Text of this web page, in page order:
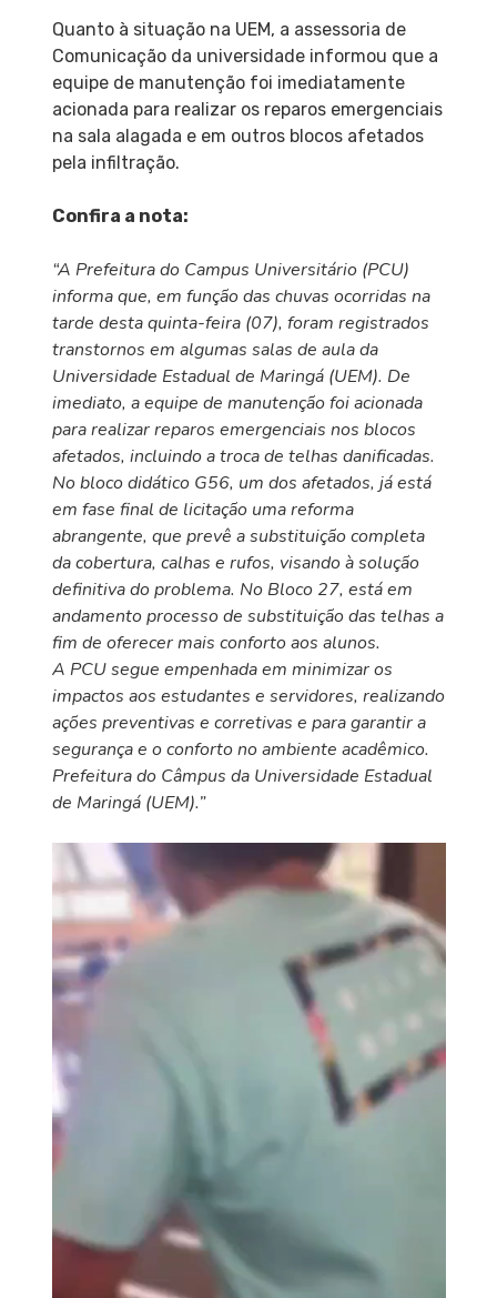
Quanto à situação na UEM, a assessoria de
Comunicação da universidade informou que a
equipe de manutenção foi imediatamente
acionada para realizar os reparos emergenciais
na sala alagada e em outros blocos afetados
pela infiltração.
Confira a nota:
“A Prefeitura do Campus Universitário (PCU)
informa que, em função das chuvas ocorridas na
tarde desta quinta-feira (07), foram registrados
transtornos em algumas salas de aula da
Universidade Estadual de Maringá (UEM). De
imediato, a equipe de manutenção foi acionada
para realizar reparos emergenciais nos blocos
afetados, incluindo a troca de telhas danificadas.
No bloco didático G56, um dos afetados, já está
em fase final de licitação uma reforma
abrangente, que prevê a substituição completa
da cobertura, calhas e rufos, visando à solução
definitiva do problema. No Bloco 27, está em
andamento processo de substituição das telhas a
fim de oferecer mais conforto aos alunos.
A PCU segue empenhada em minimizar os
impactos aos estudantes e servidores, realizando
ações preventivas e corretivas e para garantir a
segurança e o conforto no ambiente acadêmico.
Prefeitura do Câmpus da Universidade Estadual
de Maringá (UEM).”
Tocador
de